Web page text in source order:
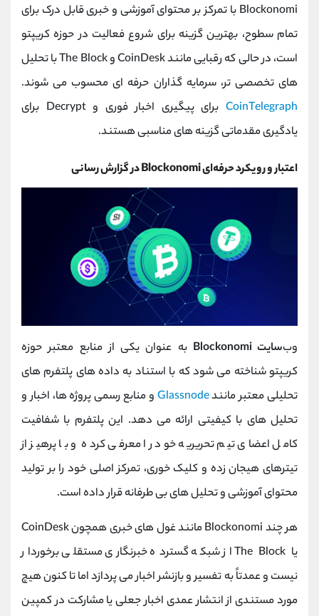
Blockonomi با تمرکز بر محتوای آموزشی و خبری قابل‌ درک برای
تمام سطوح، بهترین گزینه برای شروع فعالیت در حوزه کریپتو
است، در حالی که رقبایی مانند CoinDesk و The Block با تحلیل‌
های تخصصی‌ تر، سرمایه‌ گذاران حرفه‌ ای محسوب می‌ شوند.
CoinTelegraph
برای پیگیری اخبار فوری و Decrypt برای
یادگیری مقدماتی گزینه‌ های مناسبی هستند.
اعتبار و رویکرد حرفه‌ای Blockonomi در گزارش‌ رسانی
وب‌سایت Blockonomi
به عنوان یکی از منابع معتبر حوزه
کریپتو شناخته می‌ شود که با استناد به داده‌ های پلتفرم‌ های
تحلیلی معتبر مانندGlassnode و منابع رسمی پروژه‌ ها، اخبار و
تحلیل‌ های با کیفیتی ارائه می‌ دهد. این پلتفرم با شفافیت
کامل اعضای تیم تحریریه خود را معرفی کرده و با پرهیز از
تیترهای هیجان‌ زده و کلیک‌ خوری، تمرکز اصلی خود را بر تولید
محتوای آموزشی و تحلیل‌ های بی‌ طرفانه قرار داده است.
هر چند Blockonomi مانند غول‌ های خبری همچون CoinDesk
یا The Block از شبکه گسترده خبرنگاری مستقلی برخوردار
نیست و عمدتاً به تفسیر و بازنشر اخبار می‌ پردازد اما تا کنون هیچ
مورد مستندی از انتشار عمدی اخبار جعلی یا مشارکت در کمپین‌